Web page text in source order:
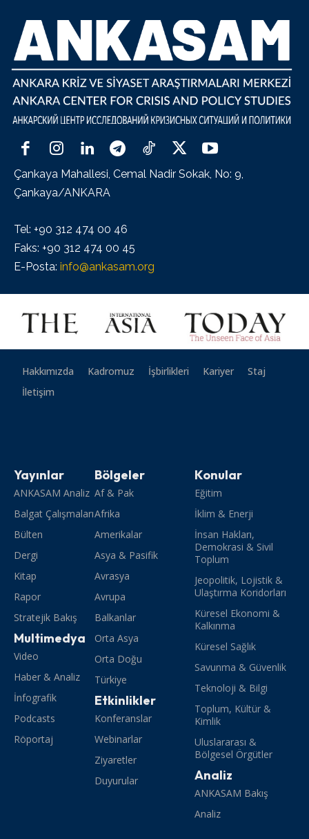
Çankaya Mahallesi, Cemal Nadir Sokak, No: 9,
Çankaya/ANKARA
Tel: +90 312 474 00 46
Faks: +90 312 474 00 45
E-Posta: info@ankasam.org
Hakkımızda Kadromuz İşbirlikleri Kariyer
Staj
İletişim
Yayınlar
ANKASAM Analiz
Balgat Çalışmaları
Bülten
Dergi
Kitap
Rapor
Stratejik Bakış
Multimedya
Video
Haber & Analiz
İnfografik
Podcasts
Röportaj
Bölgeler
Af & Pak
Afrika
Amerikalar
Asya & Pasifik
Avrasya
Avrupa
Balkanlar
Orta Asya
Orta Doğu
Türkiye
Etkinlikler
Konferanslar
Webinarlar
Ziyaretler
Duyurular
Konular
Eğitim
İklim & Enerji
İnsan Hakları,
Demokrasi & Sivil
Toplum
Jeopolitik, Lojistik &
Ulaştırma Koridorları
Küresel Ekonomi &
Kalkınma
Küresel Sağlık
Savunma & Güvenlik
Teknoloji & Bilgi
Toplum, Kültür &
Kimlik
Uluslararası &
Bölgesel Örgütler
Analiz
ANKASAM Bakış
Analiz